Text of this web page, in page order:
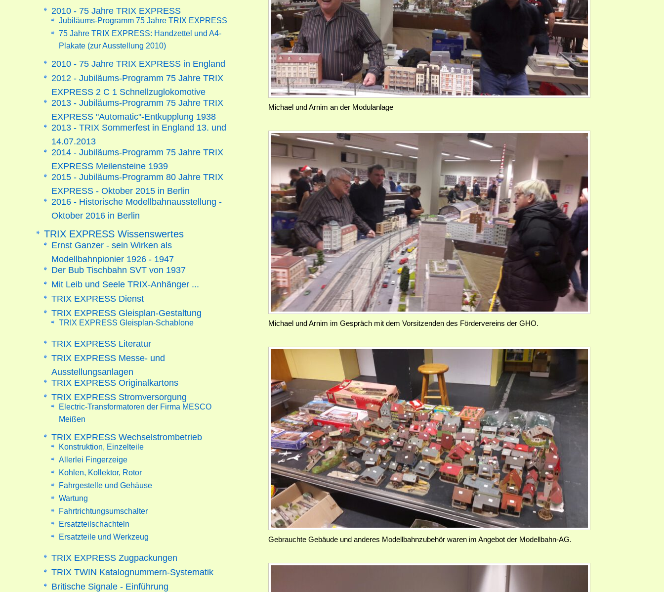
Michael und Arnim an der Modulanlage
Michael und Arnim im Gespräch mit dem Vorsitzenden des Fördervereins der GHO.
Gebrauchte Gebäude und anderes Modellbahnzubehör waren im Angebot der Modellbahn-AG.
2010 - 75 Jahre TRIX EXPRESS
Jubiläums-Programm 75 Jahre TRIX EXPRESS
75 Jahre TRIX EXPRESS: Handzettel und A4-
Plakate (zur Ausstellung 2010)
2010 - 75 Jahre TRIX EXPRESS in England
2012 - Jubiläums-Programm 75 Jahre TRIX
EXPRESS 2 C 1 Schnellzuglokomotive
2013 - Jubiläums-Programm 75 Jahre TRIX
EXPRESS "Automatic"-Entkupplung 1938
2013 - TRIX Sommerfest in England 13. und
14.07.2013
2014 - Jubiläums-Programm 75 Jahre TRIX
EXPRESS Meilensteine 1939
2015 - Jubiläums-Programm 80 Jahre TRIX
EXPRESS - Oktober 2015 in Berlin
2016 - Historische Modellbahnausstellung -
Oktober 2016 in Berlin
TRIX EXPRESS Wissenswertes
Ernst Ganzer - sein Wirken als
Modellbahnpionier 1926 - 1947
Der Bub Tischbahn SVT von 1937
Mit Leib und Seele TRIX-Anhänger ...
TRIX EXPRESS Dienst
TRIX EXPRESS Gleisplan-Gestaltung
TRIX EXPRESS Gleisplan-Schablone
TRIX EXPRESS Literatur
TRIX EXPRESS Messe- und
Ausstellungsanlagen
TRIX EXPRESS Originalkartons
TRIX EXPRESS Stromversorgung
Electric-Transformatoren der Firma MESCO
Meißen
TRIX EXPRESS Wechselstrombetrieb
Konstruktion, Einzelteile
Allerlei Fingerzeige
Kohlen, Kollektor, Rotor
Fahrgestelle und Gehäuse
Wartung
Fahrtrichtungsumschalter
Ersatzteilschachteln
Ersatzteile und Werkzeug
TRIX EXPRESS Zugpackungen
TRIX TWIN Katalognummern-Systematik
Britische Signale - Einführung